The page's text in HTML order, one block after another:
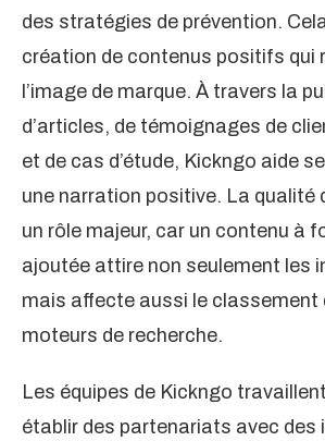
des stratégies de prévention.
création de contenus positifs qui
l’image de marque. À travers la
d’articles, de témoignages de
et de cas d’étude, Kickngo aide
une narration positive. La qualité
un rôle majeur, car un contenu à
ajoutée attire non seulement les
mais affecte aussi le classement
moteurs de recherche.
Les équipes de Kickngo
établir des partenariats avec des